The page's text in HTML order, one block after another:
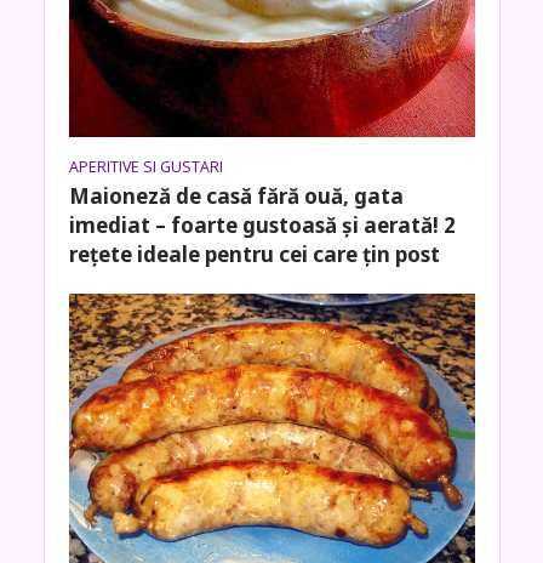
APERITIVE SI GUSTARI
Maioneză de casă fără ouă, gata
imediat – foarte gustoasă și aerată! 2
rețete ideale pentru cei care țin post